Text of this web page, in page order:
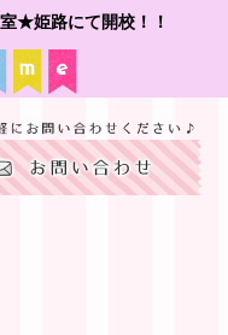
★姫路にて開校！！